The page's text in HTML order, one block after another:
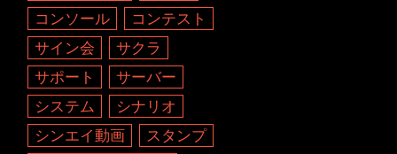
コンソール
コンテスト
サイン会
サクラ
サポート
サーバー
システム
シナリオ
シンエイ動画
スタンプ